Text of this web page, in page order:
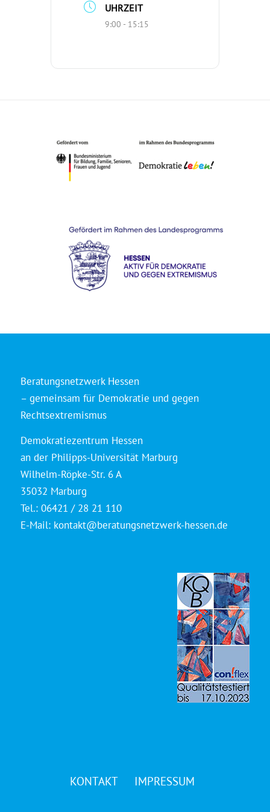
UHRZEIT
9:00 - 15:15
Beratungsnetzwerk Hessen
– gemeinsam für Demokratie und gegen
Rechtsextremismus
Demokratiezentrum Hessen
an der Philipps-Universität Marburg
Wilhelm-Röpke-Str. 6 A
35032 Marburg
Tel.: 06421 / 28 21 110
E-Mail: kontakt@beratungsnetzwerk-hessen.de
KONTAKT IMPRESSUM